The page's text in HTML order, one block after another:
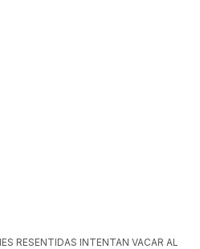
RESENTIDAS INTENTAN VACAR AL